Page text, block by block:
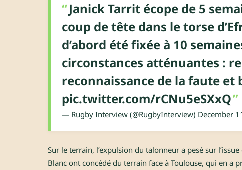
Janick Tarrit écope de 5
coup de tête dans le torse
d’abord été fixée à 10
circonstances atténuantes :
reconnaissance de la faute et
pic.twitter.com/rCNu5eSXxQ
— Rugby Interview (@RugbyInterview) December
Sur le terrain, l’expulsion du talonneur a pesé sur
Blanc ont concédé du terrain face à Toulouse, qui en a